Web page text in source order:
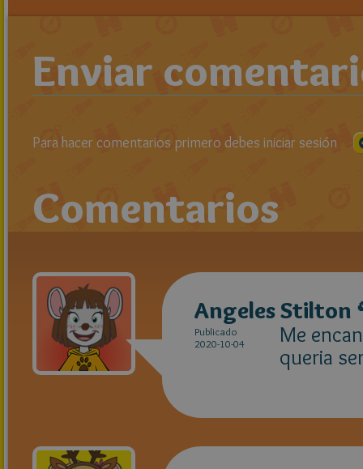
Enviar
Para hacer comentarios primero debes iniciar sesión
Comentarios
Angeles Stilton
Publicado
2020-10-04
Me
queria